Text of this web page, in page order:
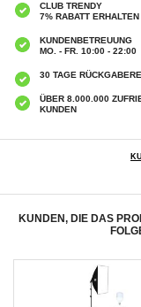
CLUB TRENDY
7% RABATT ERHALTEN
KUNDENBETREUUNG
MO. - FR. 10:00 - 22:00
30 TAGE
ÜBER 8.000.000
KUNDEN
KUNDEN, DIE DAS